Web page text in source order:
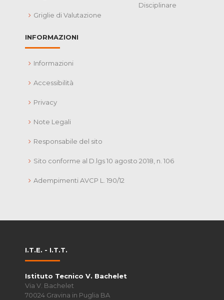
Griglie di Valutazione
Disciplinare
INFORMAZIONI
Informazioni
Accessibilità
Privacy
Note Legali
Responsabile del sito
Sito conforme al D.lgs 10 agosto 2018, n. 106
Adempimenti AVCP L. 190/12
I.T.E. - I.T.T.
Istituto Tecnico V. Bachelet
Via V. Bachelet
70024 Gravina in Puglia BA